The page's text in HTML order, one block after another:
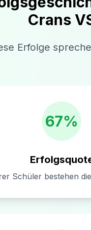
Crans
Erfolge
67%
Schüler bestehen